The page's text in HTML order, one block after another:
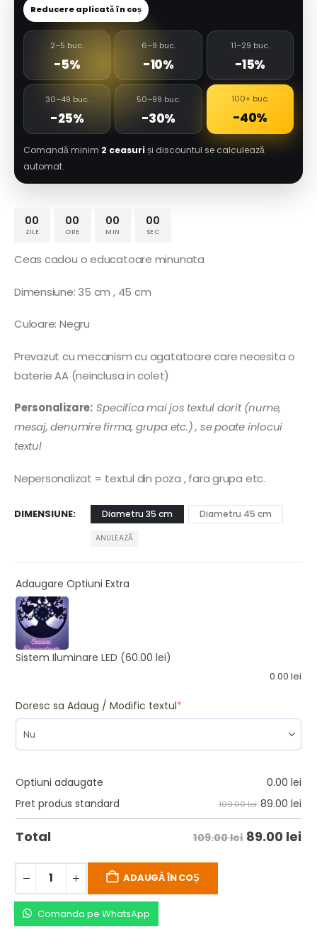
Reducere aplicată în coș
2–5 buc.
-5%
6–9 buc.
-10%
11–29 buc.
-15%
30–49 buc.
-25%
50–99 buc.
-30%
100+ buc.
-40%
Comandă minim 2 ceasuri și discountul se calculează
automat.
00
ZILE
00
ORE
00
MIN
00
SEC
Ceas cadou o educatoare minunata
Dimensiune: 35 cm , 45 cm
Culoare: Negru
Prevazut cu mecanism cu agatatoare care necesita o
baterie AA (neinclusa in colet)
Personalizare:Specifica mai jos textul dorit (nume,
mesaj, denumire firma, grupa etc.) , se poate inlocui
textul
Nepersonalizat = textul din poza , fara grupa etc.
DIMENSIUNE Diametru 35 cm Diametru 45 cm
ANULEAZĂ
Adaugare Optiuni Extra
Sistem Iluminare LED (60.00 lei)
0.00 lei
Doresc sa Adaug / Modific textul*
Optiuni adaugate 0.00 lei
Pret produs standard
109.00 lei 89.00 lei
Total 109.00 lei 89.00 lei
ADAUGĂ ÎN COȘ
Comanda pe WhatsApp